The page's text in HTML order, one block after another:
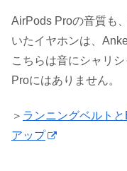
AirPods Proの音質も
いたイヤホンは、
こちらは音にシャリ
Proにはありません。
＞ ランニングベルト
アップ